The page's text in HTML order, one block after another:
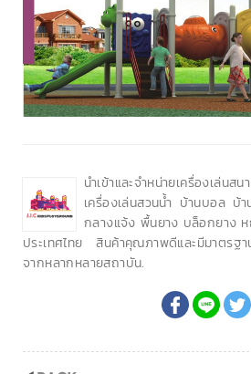
นำเข้าและจำหน่ายเครื่องเล่นส
เครื่องเล่นสวนน้ำ บ้านบอล บ้
กลางแจ้ง พื้นยาง บล็อกยาง
ประเทศไทย สินค้าคุณภาพดีและมีมาตรฐ
จากหลากหลายสถาบัน.